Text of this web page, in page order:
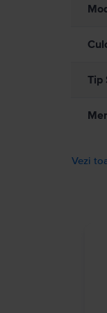
Tip
Vezi